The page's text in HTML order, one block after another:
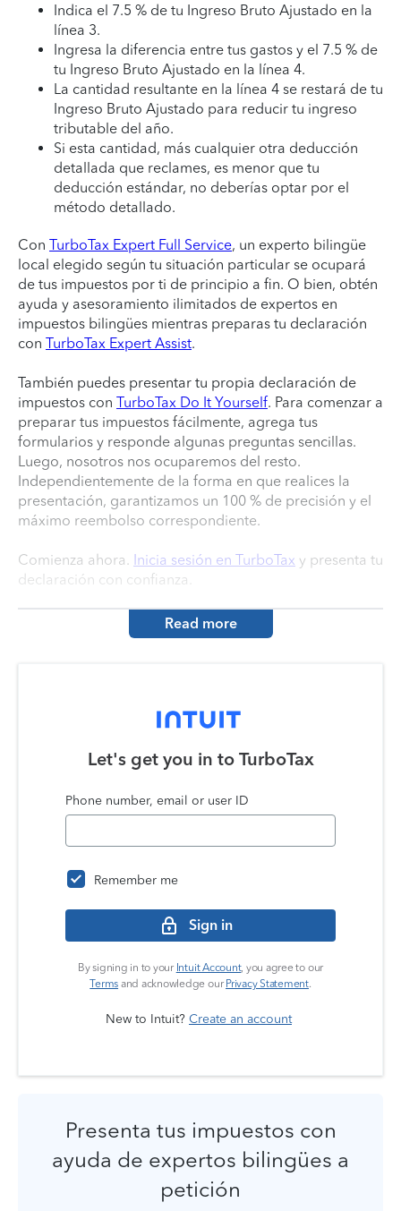
Indica el 7.5 % de tu Ingreso Bruto Ajustado en la
línea 3.
Ingresa la diferencia entre tus gastos y el 7.5 % de
tu Ingreso Bruto Ajustado en la línea 4.
La cantidad resultante en la línea 4 se restará de tu
Ingreso Bruto Ajustado para reducir tu ingreso
tributable del año.
Si esta cantidad, más cualquier otra deducción
detallada que reclames, es menor que tu
deducción estándar, no deberías optar por el
método detallado.
Con TurboTax Expert Full Service, un experto bilingüe
local elegido según tu situación particular se ocupará
de tus impuestos por ti de principio a fin. O bien, obtén
ayuda y asesoramiento ilimitados de expertos en
impuestos bilingües mientras preparas tu declaración
con TurboTax Expert Assist.
También puedes presentar tu propia declaración de
impuestos con TurboTax Do It Yourself. Para comenzar a
preparar tus impuestos fácilmente, agrega tus
formularios y responde algunas preguntas sencillas.
Luego, nosotros nos ocuparemos del resto.
Independientemente de la forma en que realices la
presentación, garantizamos un 100 % de precisión y el
máximo reembolso correspondiente.
Comienza ahora. Inicia sesión en TurboTax y presenta tu
declaración con confianza.
Read more
Let's get you in to TurboTax
Phone number, email or user ID
Remember me
Sign in
By signing in to your Intuit Account, you agree to our
Terms and acknowledge our Privacy Statement.
New to Intuit? Create an account
Presenta tus impuestos con
ayuda de expertos bilingües a
petición